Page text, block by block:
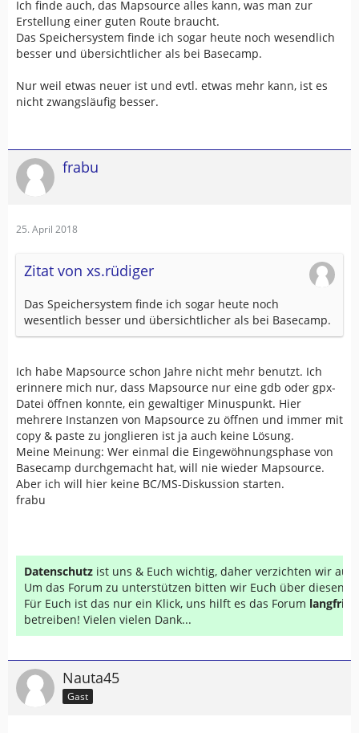
Ich finde auch, das Mapsource alles kann, was man zur
Erstellung einer guten Route braucht.
Das Speichersystem finde ich sogar heute noch wesendlich
besser und übersichtlicher als bei Basecamp.
Nur weil etwas neuer ist und evtl. etwas mehr kann, ist es
nicht zwangsläufig besser.
frabu
25. April 2018
Zitat von xs.rüdiger
Das Speichersystem finde ich sogar heute noch
wesentlich besser und übersichtlicher als bei Basecamp.
Ich habe Mapsource schon Jahre nicht mehr benutzt. Ich
erinnere mich nur, dass Mapsource nur eine gdb oder gpx-
Datei öffnen konnte, ein gewaltiger Minuspunkt. Hier
mehrere Instanzen von Mapsource zu öffnen und immer mit
copy & paste zu jonglieren ist ja auch keine Lösung.
Meine Meinung: Wer einmal die Eingewöhnungsphase von
Basecamp durchgemacht hat, will nie wieder Mapsource.
Aber ich will hier keine BC/MS-Diskussion starten.
frabu
Datenschutz ist uns & Euch wichtig, daher verzichten wir auf
Um das Forum zu unterstützen bitten wir Euch über diesen
Für Euch ist das nur ein Klick, uns hilft es das Forum
betreiben! Vielen vielen Dank...
Nauta45
Gast